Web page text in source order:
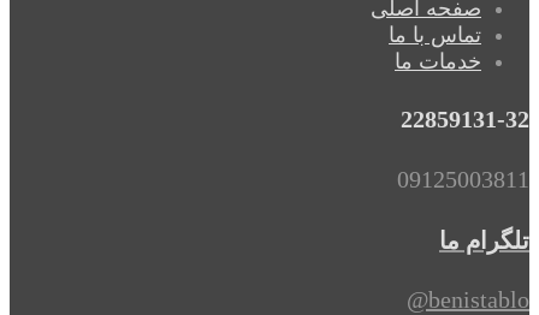
صفحه اصلی
تماس با ما
خدمات ما
22859131-32
09125003811
تلگرام ما
benistablo@